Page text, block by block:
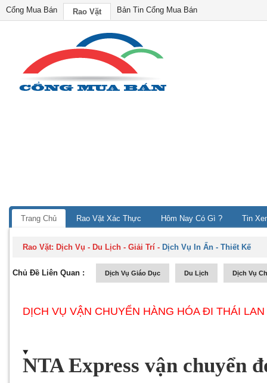
Cổng Mua Bán Rao Vặt Bản Tin Cổng Mua Bán
Trang Chủ Rao Vặt Xác Thực Hôm Nay Có Gì ? Tin
Rao Vặt: Dịch Vụ - Du Lịch - Giải Trí - Dịch Vụ In Ấn - Thiết Kế
Chủ Đề Liên Quan : Dịch Vụ Giáo Dục Du Lịch Dịch Vụ
DỊCH VỤ VẬN CHUYỂN HÀNG HÓA ĐI THÁI LAN
NTA Express vận chuyển